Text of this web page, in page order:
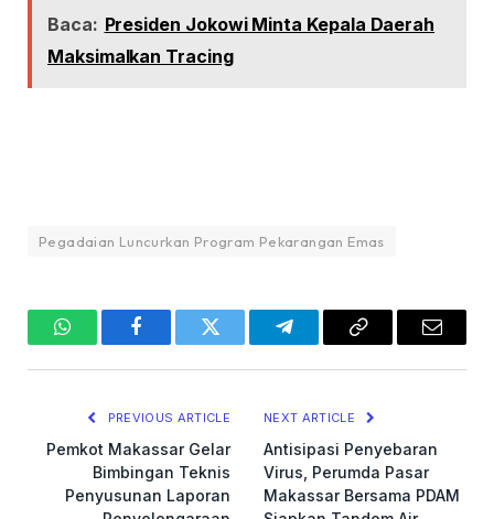
Baca: Presiden Jokowi Minta Kepala Daerah
Maksimalkan Tracing
Pegadaian Luncurkan Program Pekarangan Emas
WhatsAppFacebookTwitter TelegramCopy
Email
PREVIOUS ARTICLE
Pemkot Makassar Gelar
Bimbingan Teknis
Penyusunan Laporan
NEXT ARTICLE
Antisipasi Penyebaran
Virus, Perumda Pasar
Makassar Bersama PDAM